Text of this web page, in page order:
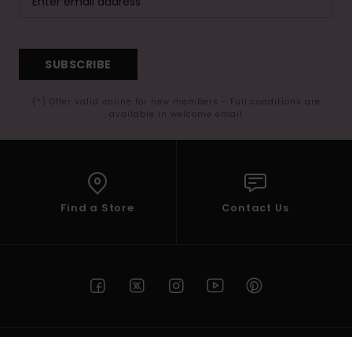
SUBSCRIBE
(*) Offer valid online for new members - Full conditions are
available in welcome email
Find a Store Contact Us